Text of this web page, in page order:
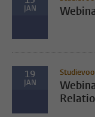
JAN
19
JAN